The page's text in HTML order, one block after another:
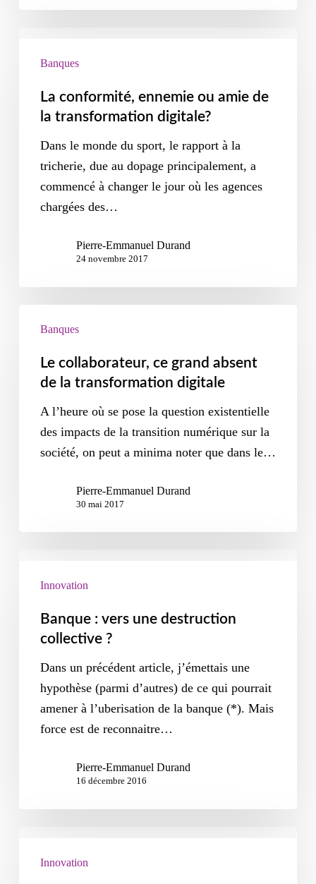
Banques
La conformité, ennemie ou amie de
la transformation digitale?
Dans le monde du sport, le rapport à la
tricherie, due au dopage principalement, a
commencé à changer le jour où les agences
chargées des…
Pierre-Emmanuel Durand
24 novembre 2017
Banques
Le collaborateur, ce grand absent
de la transformation digitale
A l’heure où se pose la question existentielle
des impacts de la transition numérique sur la
société, on peut a minima noter que dans le…
Pierre-Emmanuel Durand
30 mai 2017
Innovation
Banque : vers une destruction
collective ?
Dans un précédent article, j’émettais une
hypothèse (parmi d’autres) de ce qui pourrait
amener à l’uberisation de la banque (*). Mais
force est de reconnaitre…
Pierre-Emmanuel Durand
16 décembre 2016
Innovation